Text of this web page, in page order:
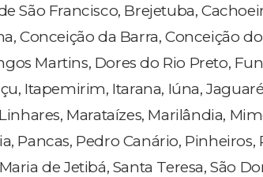
São Francisco, Brejetuba,
Conceição da Barra, Conceição
Martins, Dores do Rio Preto,
Itapemirim, Itarana, Iúna,
Marataízes, Marilândia,
Pancas, Pedro Canário,
de Jetibá, Santa Teresa, São